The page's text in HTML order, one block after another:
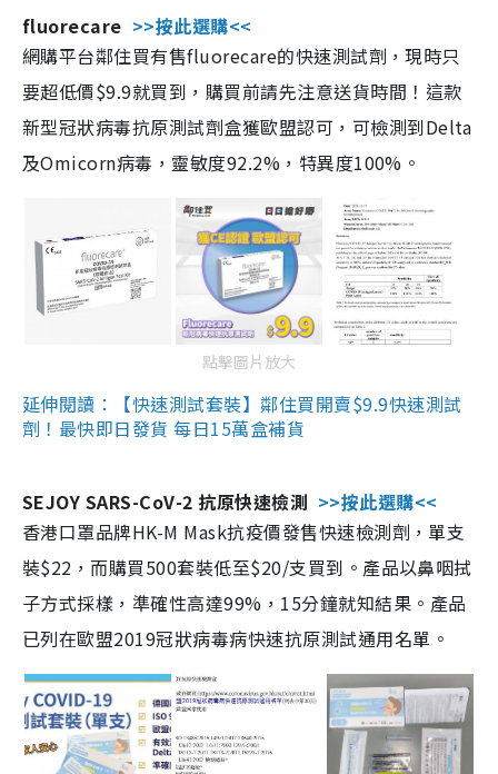
fluorecare >>按此選購<<
網購平台鄰住買有售fluorecare的快速測試劑，現時只
要超低價$9.9就買到，購買前請先注意送貨時間！這款
新型冠狀病毒抗原測試劑盒獲歐盟認可，可檢測到Delta
及Omicorn病毒，靈敏度92.2%，特異度100%。
點擊圖片放大
延伸閱讀：【快速測試套裝】鄰住買開賣$9.9快速測試
劑！最快即日發貨 每日15萬盒補貨
SEJOY SARS-CoV-2 抗原快速檢測 >>按此選購<<
香港口罩品牌HK-M Mask抗疫價發售快速檢測劑，單支
裝$22，而購買500套裝低至$20/支買到。產品以鼻咽拭
子方式採樣，準確性高達99%，15分鐘就知結果。產品
已列在歐盟2019冠狀病毒病快速抗原測試通用名單。